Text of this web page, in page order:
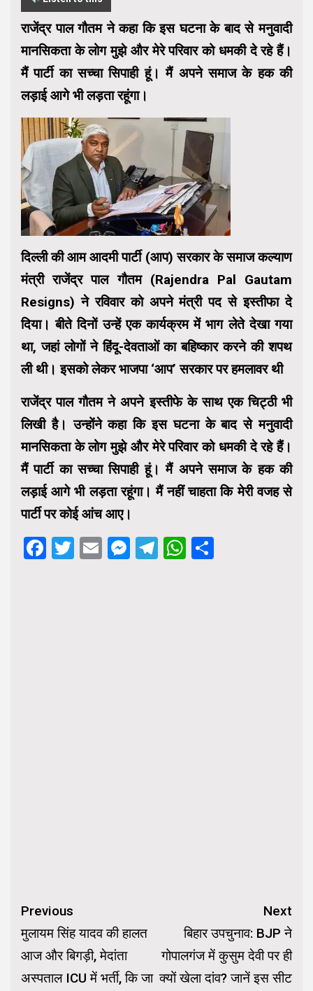
राजेंद्र पाल गौतम ने कहा कि इस घटना के बाद से मनुवादी
मानसिकता के लोग मुझे और मेरे परिवार को धमकी दे रहे हैं।
मैं पार्टी का सच्चा सिपाही हूं। मैं अपने समाज के हक की
लड़ाई आगे भी लड़ता रहूंगा।
दिल्ली की आम आदमी पार्टी (आप) सरकार के समाज कल्याण
मंत्री राजेंद्र पाल गौतम (Rajendra Pal Gautam
Resigns) ने रविवार को अपने मंत्री पद से इस्तीफा दे
दिया। बीते दिनों उन्हें एक कार्यक्रम में भाग लेते देखा गया
था, जहां लोगों ने हिंदू-देवताओं का बहिष्कार करने की शपथ
ली थी। इसको लेकर भाजपा ‘आप’ सरकार पर हमलावर थी
राजेंद्र पाल गौतम ने अपने इस्तीफे के साथ एक चिट्ठी भी
लिखी है। उन्होंने कहा कि इस घटना के बाद से मनुवादी
मानसिकता के लोग मुझे और मेरे परिवार को धमकी दे रहे हैं।
मैं पार्टी का सच्चा सिपाही हूं। मैं अपने समाज के हक की
लड़ाई आगे भी लड़ता रहूंगा। मैं नहीं चाहता कि मेरी वजह से
पार्टी पर कोई आंच आए।
Facebook
Twitter
EmailMessenger
Telegram
WhatsApp
Continue
Reading
Previous
मुलायम सिंह यादव की हालत
आज और बिगड़ी, मेदांता
अस्पताल ICU में भर्ती, कि जा
Next
बिहार उपचुनाव: BJP ने
गोपालगंज में कुसुम देवी पर ही
क्यों खेला दांव? जानें इस सीट